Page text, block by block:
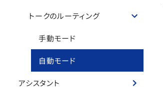
トークのルーティング
手動モード
自動モード
アシスタント